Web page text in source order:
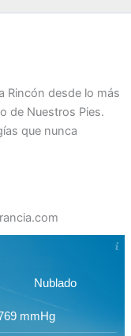
Rincón desde lo más
de Nuestros Pies.
que nunca
Nublado
mmHg